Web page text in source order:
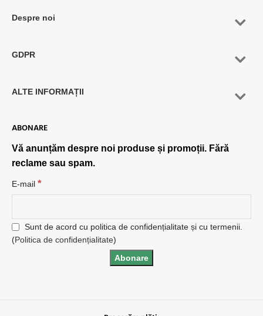
Despre noi
GDPR
ALTE INFORMAȚII
ABONARE
Vă anunțăm despre noi produse și promoții. Fără
reclame sau spam.
E-mail*
Sunt de acord cu politica de confidențialitate și cu termenii.
(Politica de confidențialitate)